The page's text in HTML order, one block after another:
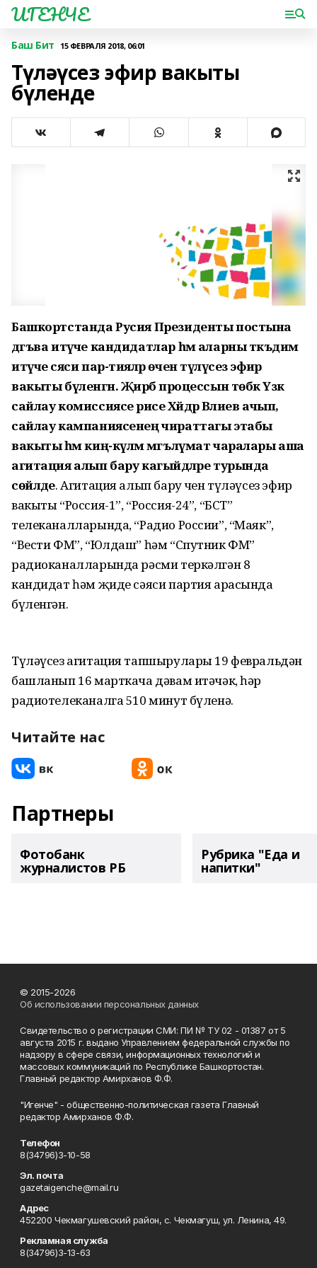
ИГЕНЧЕ
Баш Бит 15 ФЕВРАЛЯ 2018, 06:01
Түләүсез эфир вакыты
бүленде
Башкортстанда Русия Президенты постына
дәгъва итүче кандидатлар һәм аларны тәкъдим
итүче сәяси пар-тияләр өчен түләүсез эфир
вакыты бүленгән. Җирәбә процессын төбәк Үзәк
сайлау комиссиясе рәисе Хәйдәр Вәлиев ачып,
сайлау кампаниясенең чираттагы этабы
вакыты һәм киң-күләм мәгълүмат чаралары аша
агитация алып бару кагыйдәләре турында
сөйләде. Агитация алып бару өчен түләүсез эфир
вакыты “Россия-1”, “Россия-24”, “БСТ”
телеканалларында, “Радио России”, “Маяк”,
“Вести ФМ”, “Юлдаш” һәм “Спутник ФМ”
радиоканалларында рәсми теркәлгән 8
кандидат һәм җиде сәяси партия арасында
бүленгән.
Түләүсез агитация тапшырулары 19 февральдән
башланып 16 марткача дәвам итәчәк, һәр
радиотелеканалга 510 минут бүленә.
Читайте нас
Партнеры
Фотобанк
журналистов РБ
Рубрика "Еда и
напитки"
© 2015-2026
Об использовании персональных данных
Свидетельство о регистрации СМИ: ПИ № ТУ 02 - 01387 от 5
августа 2015 г. выдано Управлением федеральной службы по
надзору в сфере связи, информационных технологий и
массовых коммуникаций по Республике Башкортостан.
Главный редактор Амирханов Ф.Ф.
"Игенче" - общественно-политическая газета Главный
редактор Амирханов Ф.Ф.
Телефон
8(34796)3-10-58
Эл. почта
gazetaigenche@mail.ru
Адрес
452200 Чекмагушевский район, с. Чекмагуш, ул. Ленина, 49.
Рекламная служба
8(34796)3-13-63